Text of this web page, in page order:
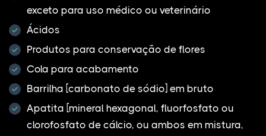
exceto para uso médico ou veterinário
Ácidos
Produtos para conservação de flores
Cola para acabamento
Barrilha [carbonato de sódio] em bruto
Apatita [mineral hexagonal, fluorfosfato ou
clorofosfato de cálcio, ou ambos em mistura,